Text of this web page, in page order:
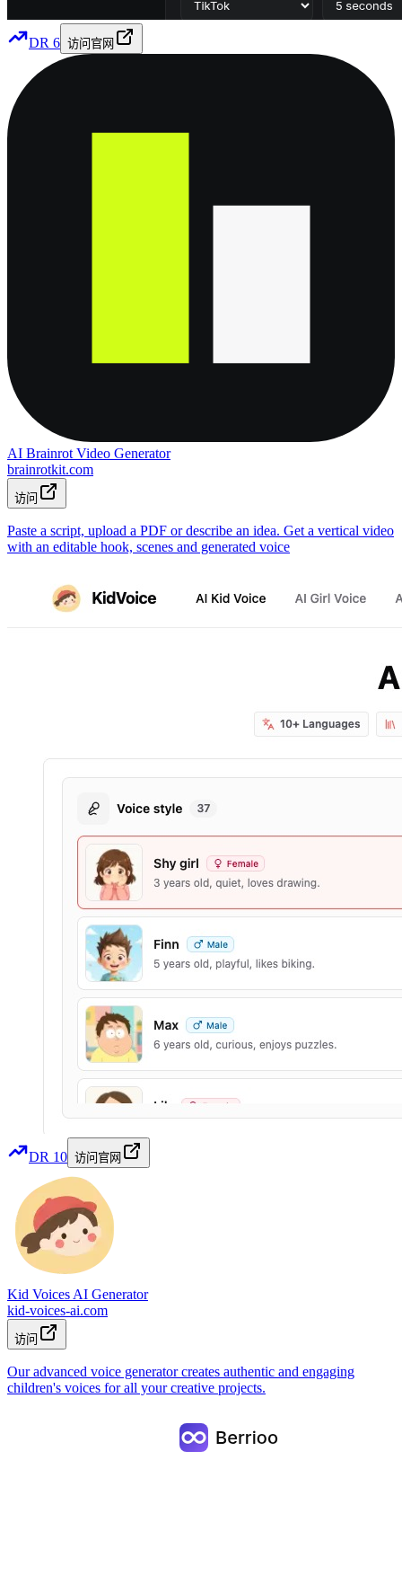
DR 6 访问官网
AI Brainrot Video Generator
brainrotkit.com
访问
Paste a script, upload a PDF or describe an idea. Get a vertical video
with an editable hook, scenes and generated voice
DR 10 访问官网
Kid Voices AI Generator
kid-voices-ai.com
访问
Our advanced voice generator creates authentic and engaging
children's voices for all your creative projects.